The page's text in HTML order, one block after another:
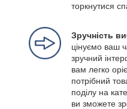
торкнутися
Зручність
цінуємо ваш
зручний
вам легко
потрібний
поділу на
ви зможете